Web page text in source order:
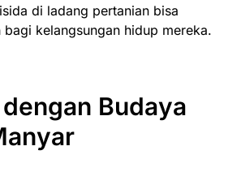
di ladang pertanian bisa
bagi kelangsungan hidup mereka.
Budaya